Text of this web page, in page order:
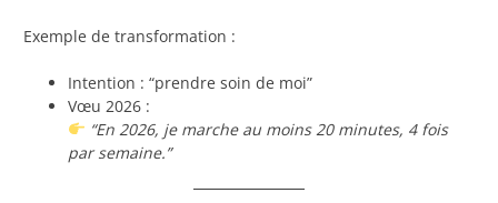
Exemple de transformation :
Intention : “prendre soin de moi”
Vœu 2026 :
“En 2026, je marche au moins 20 minutes, 4 fois
par semaine.”